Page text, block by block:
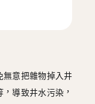
無意把雜物掉入井
導致井水污染，